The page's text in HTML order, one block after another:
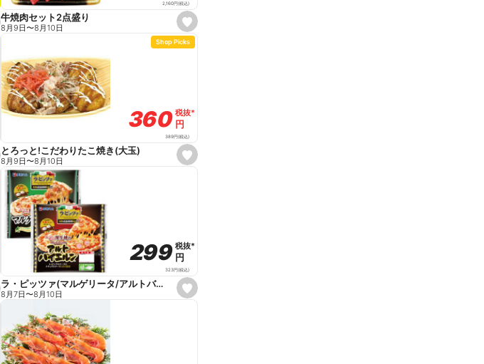
s
e
t
t
e
2,160円(税込)
牛焼肉セット2点盛り
8月9日〜8月10日
s
e
t
e
Shop Picks
360
360 税抜*
税抜*
円
円
389円(税込)
とろっと!こだわりたこ焼き(大玉)
8月9日〜8月10日
s
e
299
299 税抜*
税抜*
円
円
323円(税込)
ラ・ピッツァ(マルゲリータ/アルトバイエルン)
8月7日〜8月10日